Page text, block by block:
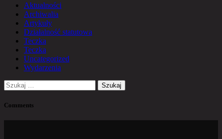
Aktualności
Archiwalia
Artykuły
Działalność statutowa
Teczka
Teczka
Uncategorized
Wydarzenia
Szukaj:
Comments